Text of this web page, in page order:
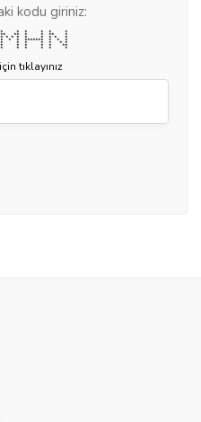
kodu giriniz:
* * * * * *
** * * ** *
* * * * * * *
******* * * *
* * * * * *
* * * * **
* * * * * *
tıklayınız